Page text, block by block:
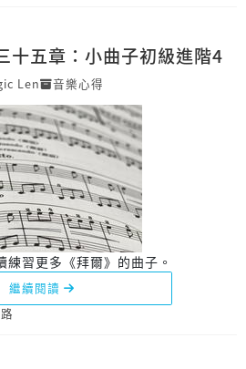
五章：小曲子初級進階4
Len 音樂心得
練習更多《拜爾》的曲子。
繼續閱讀